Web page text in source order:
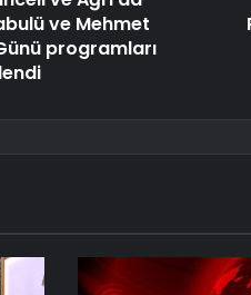
ve Mehmet
programları